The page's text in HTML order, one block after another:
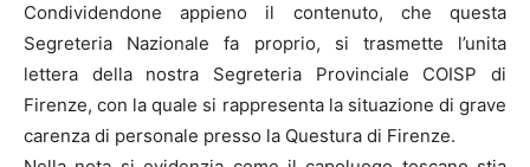
Condividendone appieno il contenuto, che questa
Segreteria Nazionale fa proprio, si trasmette l’unita
lettera della nostra Segreteria Provinciale COISP di
Firenze, con la quale si rappresenta la situazione di grave
carenza di personale presso la Questura di Firenze.